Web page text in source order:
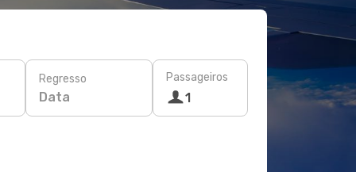
Regresso
Data
Passageiros
1